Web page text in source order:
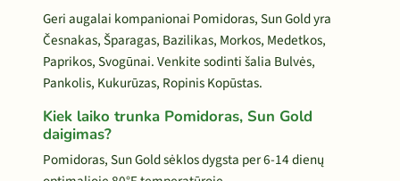
Geri augalai kompanionai Pomidoras, Sun Gold yra
Česnakas, Šparagas, Bazilikas, Morkos, Medetkos,
Paprikos, Svogūnai. Venkite sodinti šalia Bulvės,
Pankolis, Kukurūzas, Ropinis Kopūstas.
Kiek laiko trunka Pomidoras, Sun Gold
daigimas?
Pomidoras, Sun Gold sėklos dygsta per 6-14 dienų